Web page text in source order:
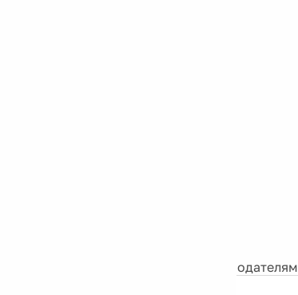
Рекламодателям